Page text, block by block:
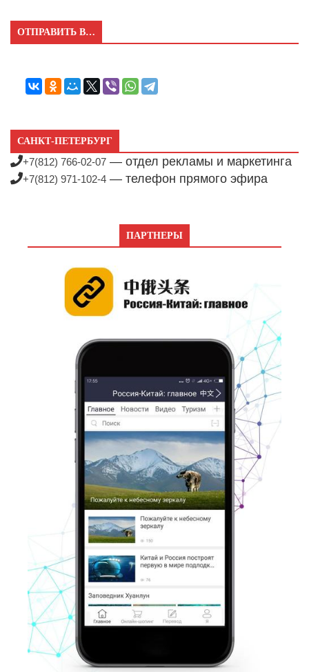
ОТПРАВИТЬ В…
САНКТ-ПЕТЕРБУРГ
+7(812) 766-02-07 — отдел рекламы и маркетинга
+7(812) 971-102-4 — телефон прямого эфира
ПАРТНЕРЫ